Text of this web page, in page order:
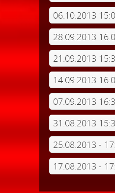
06.10.2013
28.09.2013
21.09.2013
14.09.2013
07.09.2013
31.08.2013
25.08.2013 -
17.08.2013 -